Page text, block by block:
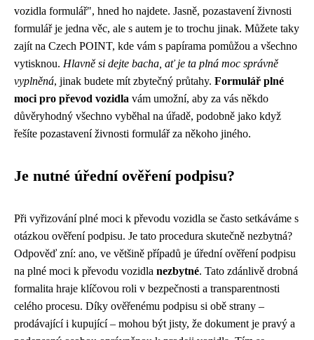
vozidla formulář", hned ho najdete. Jasně, pozastavení živnosti
formulář je jedna věc, ale s autem je to trochu jinak. Můžete taky
zajít na Czech POINT, kde vám s papírama pomůžou a všechno
vytisknou. Hlavně si dejte bacha, ať je ta plná moc správně
vyplněná, jinak budete mít zbytečný průtahy. Formulář plné
moci pro převod vozidla vám umožní, aby za vás někdo
důvěryhodný všechno vyběhal na úřadě, podobně jako když
řešíte pozastavení živnosti formulář za někoho jiného.
Je nutné úřední ověření podpisu?
Při vyřizování plné moci k převodu vozidla se často setkáváme s
otázkou ověření podpisu. Je tato procedura skutečně nezbytná?
Odpověď zní: ano, ve většině případů je úřední ověření podpisu
na plné moci k převodu vozidla nezbytné. Tato zdánlivě drobná
formalita hraje klíčovou roli v bezpečnosti a transparentnosti
celého procesu. Díky ověřenému podpisu si obě strany –
prodávající i kupující – mohou být jisty, že dokument je pravý a